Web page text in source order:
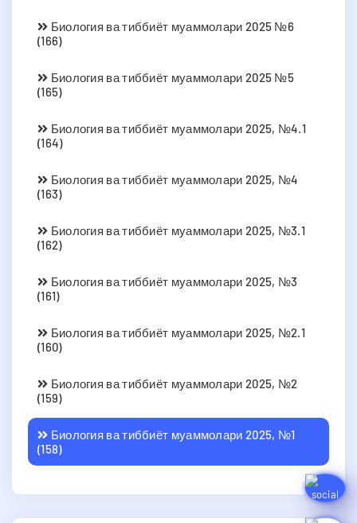
Биология ва тиббиёт муаммолари 2025 №6
(166)
Биология ва тиббиёт муаммолари 2025 №5
(165)
Биология ва тиббиёт муаммолари 2025, №4.1
(164)
Биология ва тиббиёт муаммолари 2025, №4
(163)
Биология ва тиббиёт муаммолари 2025, №3.1
(162)
Биология ва тиббиёт муаммолари 2025, №3
(161)
Биология ва тиббиёт муаммолари 2025, №2.1
(160)
Биология ва тиббиёт муаммолари 2025, №2
(159)
Биология ва тиббиёт муаммолари 2025, №1
(158)